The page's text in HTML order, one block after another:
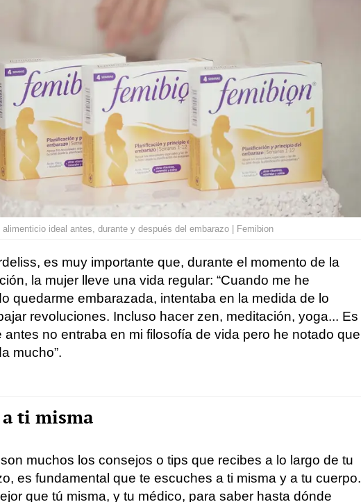
ideal antes, durante y después del embarazo | Femibion
es muy importante que, durante el momento de la
la mujer lleve una vida regular: “Cuando me he
quedarme embarazada, intentaba en la medida de lo
revoluciones. Incluso hacer zen, meditación, yoga... Es
antes no entraba en mi filosofía de vida pero he notado que
mucho”.
a ti misma
muchos los consejos o tips que recibes a lo largo de tu
es fundamental que te escuches a ti misma y a tu cuerpo.
que tú misma, y tu médico, para saber hasta dónde